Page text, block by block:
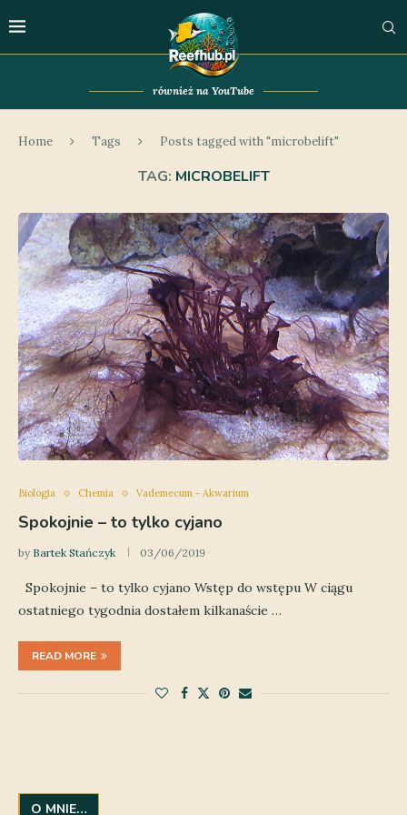
również na YouTube
Home Tags Posts tagged with "microbelift"
TAG: MICROBELIFT
Biologia Chemia Vademecum - Akwarium
Spokojnie – to tylko cyjano
by Bartek Stańczyk 03/06/2019
Spokojnie – to tylko cyjano Wstęp do wstępu W ciągu
ostatniego tygodnia dostałem kilkanaście …
READ MORE
O MNIE…